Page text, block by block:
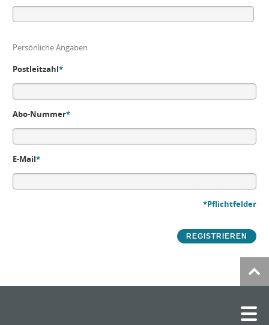
Persönliche Angaben
Postleitzahl*
Abo-Nummer*
E-Mail*
*Pflichtfelder